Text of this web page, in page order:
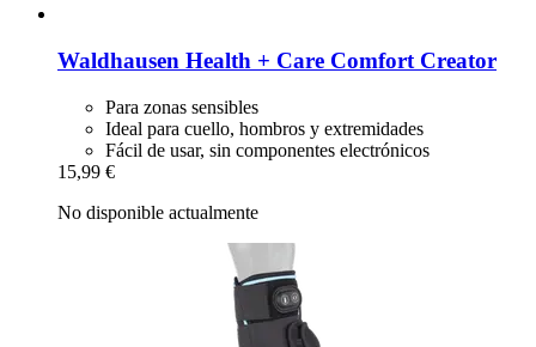
Waldhausen Health + Care Comfort Creator
Para zonas sensibles
Ideal para cuello, hombros y extremidades
Fácil de usar, sin componentes electrónicos
15,99 €
No disponible actualmente